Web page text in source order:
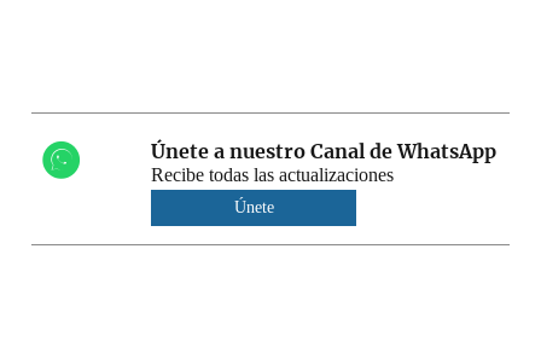
Únete a nuestro Canal de WhatsApp
Recibe todas las actualizaciones
Únete